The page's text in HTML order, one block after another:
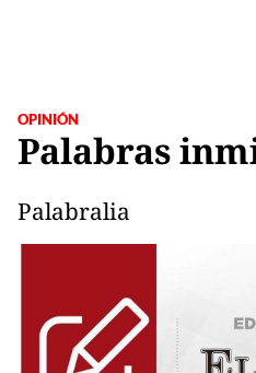
OPINIÓN
Palabras
Palabralia